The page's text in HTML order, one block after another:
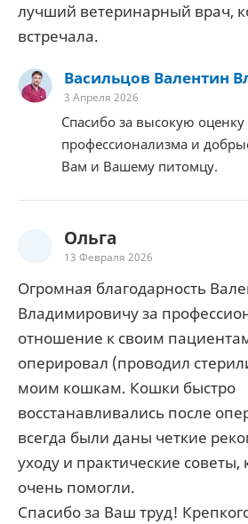
лучший ветеринарный врач,
встречала.
Васильцов Валентин
3 Апреля 2026
Спасибо за высокую
профессионализма и
Вам и Вашему питомцу.
Ольга
13 Февраля 2026
Огромная благодарность
Владимировичу за
отношение к своим
оперировал (проводил
моим кошкам. Кошки быстро
восстанавливались после
всегда были даны четкие
уходу и практические
очень помогли.
Спасибо за Ваш труд!